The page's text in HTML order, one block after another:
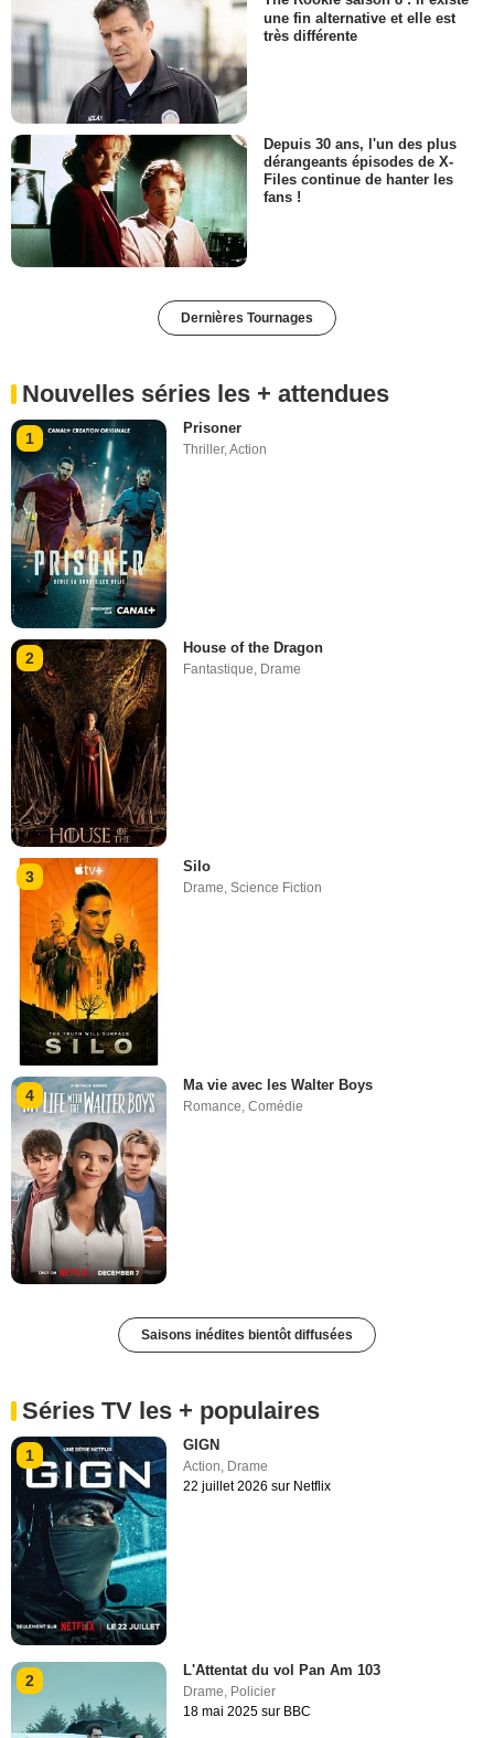
une fin alternative et elle est
très différente
Depuis 30 ans, l'un des plus
dérangeants épisodes de X-
Files continue de hanter les
fans !
Dernières Tournages
Nouvelles séries les + attendues
1
Prisoner
Thriller,Action
2
House of the Dragon
Fantastique Drame
3
Silo
Drame,Science Fiction
4
Ma vie avec les Walter Boys
Romance,Comédie
Saisons inédites bientôt diffusées
Séries TV les + populaires
1
GIGN
Action, Drame
22 juillet 2026 sur Netflix
2
L'Attentat du vol Pan Am 103
Drame Policier
18 mai 2025 sur BBC